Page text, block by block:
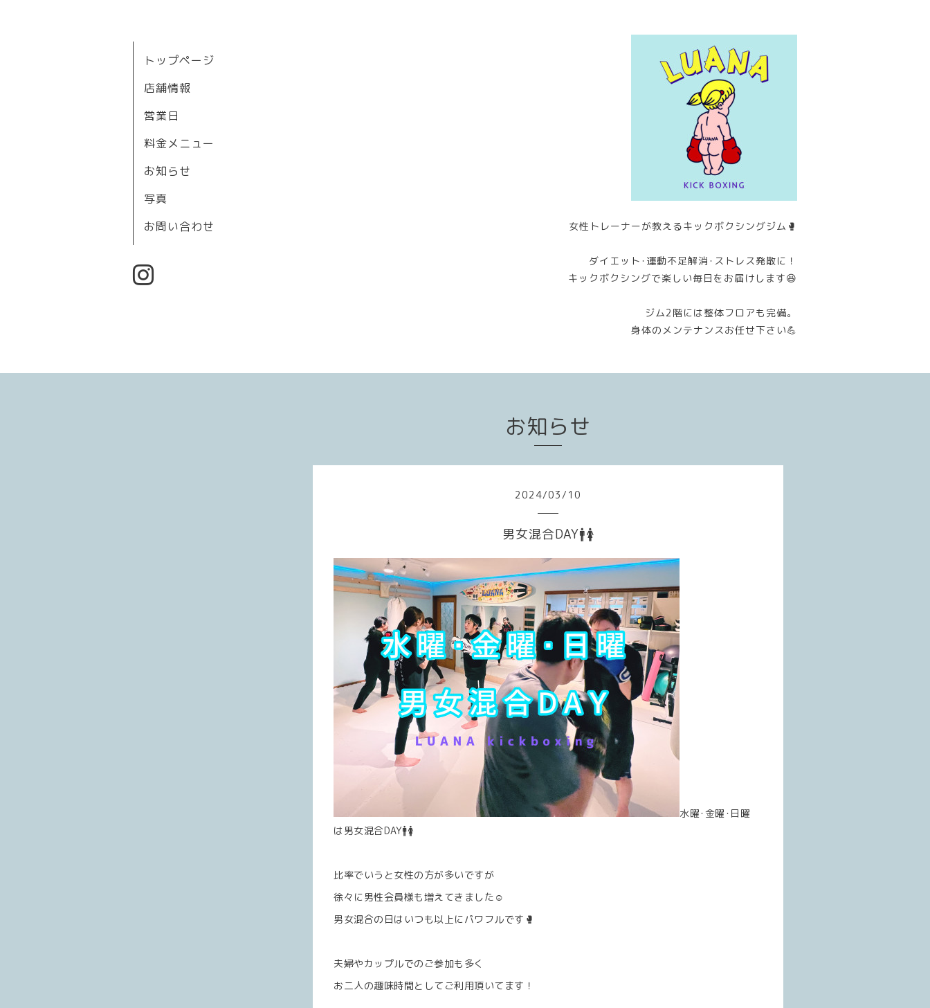
女性トレーナーが教えるキックボクシングジム🥊
ダイエット･運動不足解消･ストレス発散に！
キックボクシングで楽しい毎日をお届けします😆
ジム2階には整体フロアも完備。
身体のメンテナンスお任せ下さい💪
トップページ
店舗情報
営業日
料金メニュー
お知らせ
写真
お問い合わせ
お知らせ
2024/03/ 10
男女混合DAY🚹🚺
水曜･金曜･日曜
は男女混合DAY🚹🚺
比率でいうと女性の方が多いですが
徐々に男性会員様も増えてきました☺️
男女混合の日はいつも以上にパワフルです🥊
夫婦やカップルでのご参加も多く
お二人の趣味時間としてご利用頂いてます！